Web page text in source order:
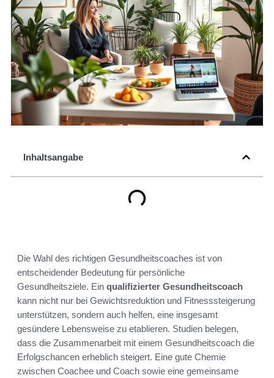
Inhaltsangabe
Die Wahl des richtigen Gesundheitscoaches ist von
entscheidender Bedeutung für persönliche
Gesundheitsziele. Ein qualifizierter Gesundheitscoach
kann nicht nur bei Gewichtsreduktion und Fitnesssteigerung
unterstützen, sondern auch helfen, eine insgesamt
gesündere Lebensweise zu etablieren. Studien belegen,
dass die Zusammenarbeit mit einem Gesundheitscoach die
Erfolgschancen erheblich steigert. Eine gute Chemie
zwischen Coachee und Coach sowie eine gemeinsame